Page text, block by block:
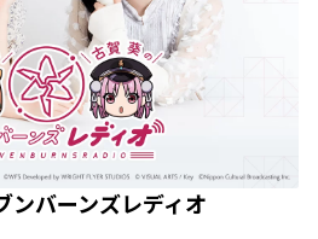
ンバーンズレディオ